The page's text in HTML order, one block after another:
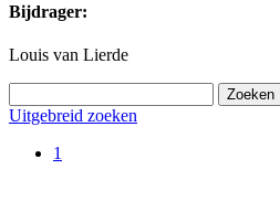
Bijdrager:
Louis van Lierde
Uitgebreid zoeken
1